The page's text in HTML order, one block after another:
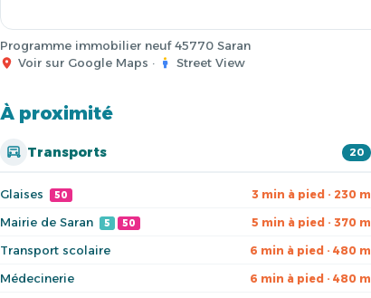
Programme immobilier neuf 45770 Saran
Voir sur Google Maps · Street View
À proximité
Transports 20
Glaises 50 3 min à pied · 230 m
Mairie de Saran 5 50 5 min à pied · 370 m
Transport scolaire 6 min à pied · 480 m
Médecinerie 6 min à pied · 480 m